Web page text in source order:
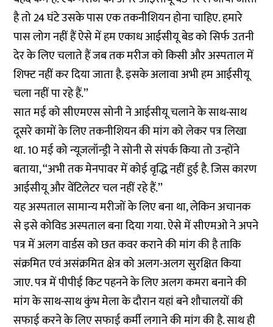
है तो 24 घंटे उसके पास एक तकनीशियन होना चाहिए. हमारे
पास लोग नहीं हैं ऐसे में हम एकाध आईसीयू बेड को सिर्फ उतनी
देर के लिए चलाते हैं जब तक मरीज को किसी और अस्पताल में
शिफ्ट नहीं कर दिया जाता है. इसके अलावा अभी हम आईसीयू
चला नहीं पा रहे हैं.’’
सात मई को सीएमएस सोनी ने आईसीयू चलाने के साथ-साथ
दूसरे कामों के लिए तकनीशियन की मांग को लेकर पत्र लिखा
था. 10 मई को न्यूजलॉन्ड्री ने सोनी से संपर्क किया तो उन्होंने
बताया, ‘‘अभी तक मेनपावर में कोई वृद्धि नहीं हुई है. जिस कारण
आईसीयू और वेंटिलेटर चल नहीं रहे हैं.’’
यह अस्पताल सामान्य मरीजों के लिए बना था, लेकिन अचानक
से इसे कोविड अस्पताल बना दिया गया. ऐसे में सीएमओ ने अपने
पत्र में अलग वार्डस को छत कवर कराने की मांग की है ताकि
संक्रमित एवं असंक्रमित क्षेत्र को अलग-अलग सुरक्षित किया
जाए. पत्र में पीपीई किट पहनने के लिए अलग कमरा बनाने की
मांग के साथ-साथ कुंभ मेला के दौरान यहां बने शौचालयों की
सफाई करने के लिए सफाई कर्मी लगाने की मांग की है. साथ ही